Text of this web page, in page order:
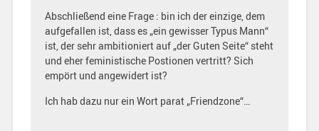
Abschließend eine Frage : bin ich der einzige, dem
aufgefallen ist, dass es „ein gewisser Typus Mann“
ist, der sehr ambitioniert auf „der Guten Seite“ steht
und eher feministische Postionen vertritt? Sich
empört und angewidert ist?
Ich hab dazu nur ein Wort parat „Friendzone“…